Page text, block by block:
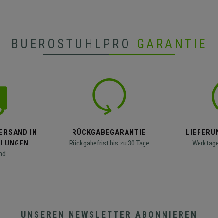
BUEROSTUHLPRO GARANTIE
IN
RÜCKGABEGARANTIE
Rückgabefrist bis zu 30 Tage
UNSEREN NEWSLETTER ABONNIEREN